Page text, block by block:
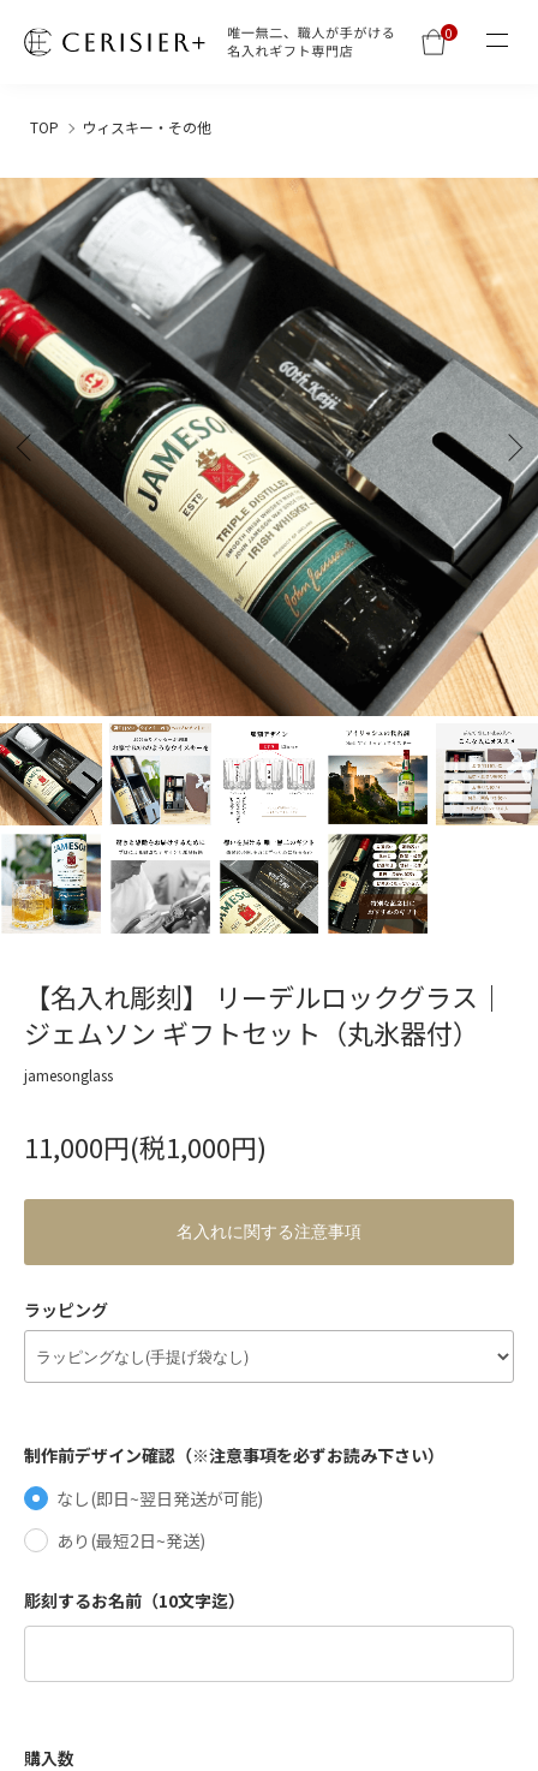
0
TOP ウィスキー・その他
【名入れ彫刻】 リーデルロックグラス｜
ジェムソン ギフトセット（丸氷器付）
jamesonglass
11,000円(税1,000円)
名入れに関する注意事項
ラッピング
制作前デザイン確認（※注意事項を必ずお読み下さい）
なし(即日~翌日発送が可能)
あり(最短2日~発送)
彫刻するお名前（10文字迄）
購入数